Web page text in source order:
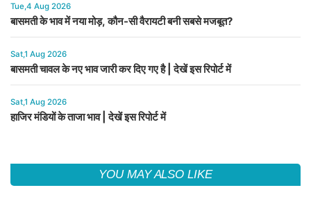
Tue,4 Aug 2026
बासमती के भाव में नया मोड़, कौन-सी वैरायटी बनी सबसे मजबूत?
Sat,1 Aug 2026
बासमती चावल के नए भाव जारी कर दिए गए है | देखें इस रिपोर्ट में
Sat,1 Aug 2026
हाजिर मंडियों के ताजा भाव | देखें इस रिपोर्ट में
YOU MAY ALSO LIKE